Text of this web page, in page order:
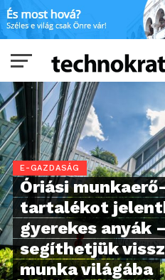
E-GAZDASÁG
Óriási munkaerő-
tartalékot
gyerekes anyák
segíthetjük
munka világába